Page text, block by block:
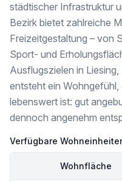
Nahversorgung
Supermarkt <500m
Bäckerei <1.000m
Einkaufszentrum <1.000m
Sonstige
Geldautomat <500m
Bank <500m
Post <500m
Polizei <1.500m
Verkehr
städtischer Infrastruktur
Bezirk bietet zahlreiche
Freizeitgestaltung – von
Sport- und
Ausflugszielen in
entsteht ein
lebenswert ist: gut
dennoch angenehm
Verfügbare
Wohnfläche